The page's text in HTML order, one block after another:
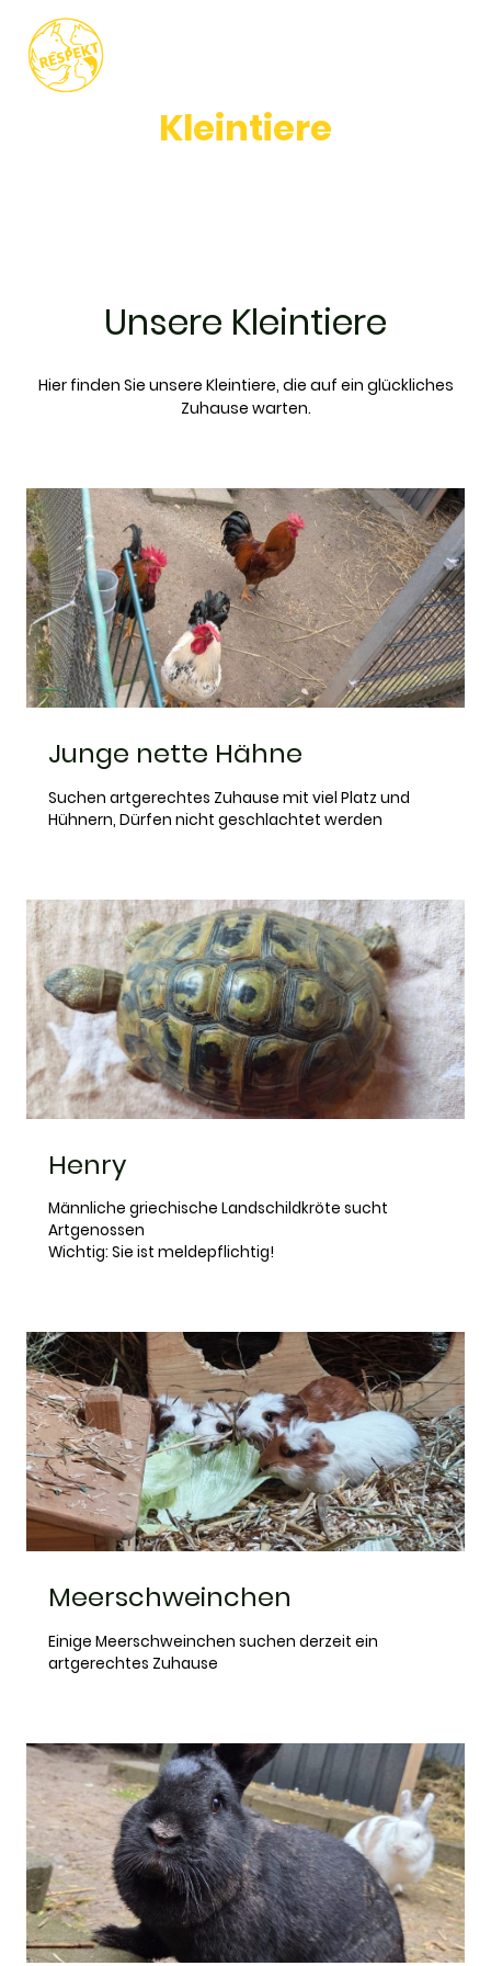
Kleintiere
Unsere Kleintiere
Hier finden Sie unsere Kleintiere, die auf ein glückliches
Zuhause warten.
Junge nette Hähne
Suchen artgerechtes Zuhause mit viel Platz und
Hühnern, Dürfen nicht geschlachtet werden
Henry
Männliche griechische Landschildkröte sucht
Artgenossen
Wichtig: Sie ist meldepflichtig!
Meerschweinchen
Einige Meerschweinchen suchen derzeit ein
artgerechtes Zuhause